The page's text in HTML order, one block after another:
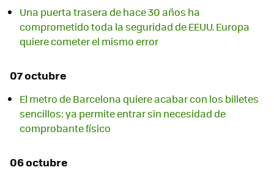
Una puerta trasera de hace 30 años ha
comprometido toda la seguridad de EEUU. Europa
quiere cometer el mismo error
07 octubre
El metro de Barcelona quiere acabar con los billetes
sencillos: ya permite entrar sin necesidad de
comprobante físico
06 octubre